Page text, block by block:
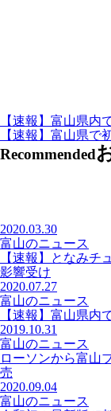
【速報】富山県内
【速報】富山県で
Recommended
2020.03.30
富山のニュース
【速報】となみチ
影響受け
2020.07.27
富山のニュース
【速報】富山県内
2019.10.31
富山のニュース
ローソンから富山
売
2020.09.04
富山のニュース